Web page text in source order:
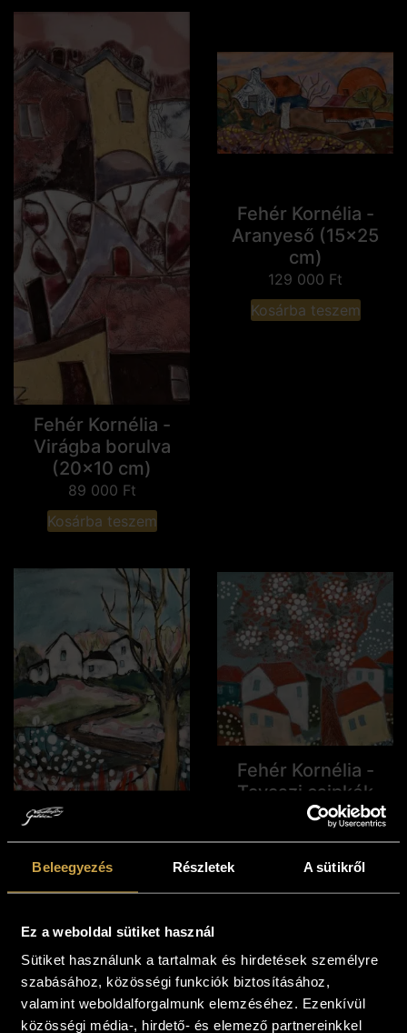
Beleegyezés Részletek A sütikről
Ez a weboldal sütiket használ
Sütiket használunk a tartalmak és hirdetések személyre
szabásához, közösségi funkciók biztosításához,
valamint weboldalforgalmunk elemzéséhez. Ezenkívül
közösségi média-, hirdető- és elemező partnereinkkel
Fehér Kornélia -
Virágba borulva
(20x10 cm)
89 000 Ft
Kosárba teszem
Fehér Kornélia -
Aranyeső (15x25
cm)
129 000 Ft
Kosárba teszem
Fehér Kornélia -
cm)
99 000Ft
Kosárba teszem
Fehér Kornélia -
Tavaszi csipkék
(20x20 cm)
Kosárba teszem